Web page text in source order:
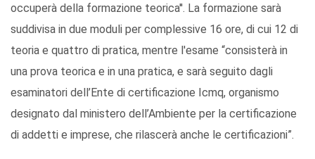
occuperà della formazione teorica''. La formazione sarà
suddivisa in due moduli per complessive 16 ore, di cui 12 di
teoria e quattro di pratica, mentre l'esame “consisterà in
una prova teorica e in una pratica, e sarà seguito dagli
esaminatori dell’Ente di certificazione Icmq, organismo
designato dal ministero dell’Ambiente per la certificazione
di addetti e imprese, che rilascerà anche le certificazioni”.